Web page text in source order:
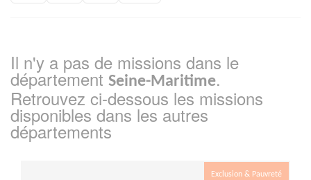
Il n'y a pas de missions dans le
département Seine-Maritime.
Retrouvez ci-dessous les missions
disponibles dans les autres
départements
Exclusion & Pauvreté